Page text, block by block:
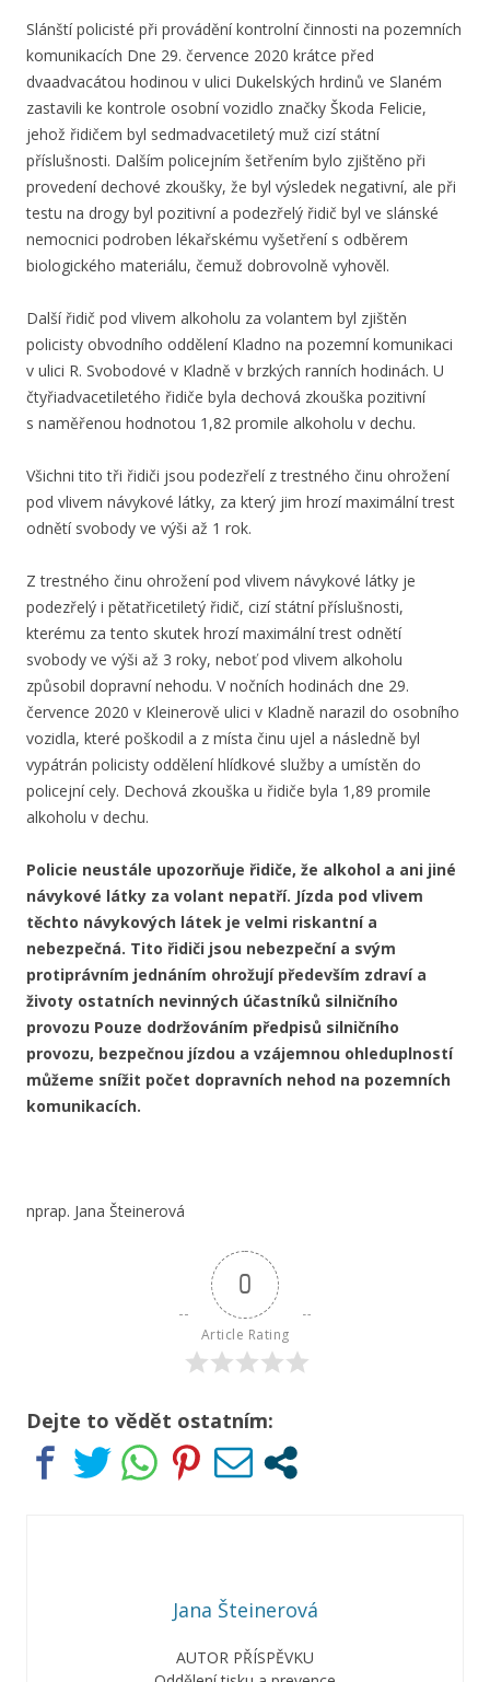
Slánští policisté při provádění kontrolní činnosti na pozemních
komunikacích Dne 29. července 2020 krátce před
dvaadvacátou hodinou v ulici Dukelských hrdinů ve Slaném
zastavili ke kontrole osobní vozidlo značky Škoda Felicie,
jehož řidičem byl sedmadvacetiletý muž cizí státní
příslušnosti. Dalším policejním šetřením bylo zjištěno při
provedení dechové zkoušky, že byl výsledek negativní, ale při
testu na drogy byl pozitivní a podezřelý řidič byl ve slánské
nemocnici podroben lékařskému vyšetření s odběrem
biologického materiálu, čemuž dobrovolně vyhověl.
Další řidič pod vlivem alkoholu za volantem byl zjištěn
policisty obvodního oddělení Kladno na pozemní komunikaci
v ulici R. Svobodové v Kladně v brzkých ranních hodinách. U
čtyřiadvacetiletého řidiče byla dechová zkouška pozitivní
s naměřenou hodnotou 1,82 promile alkoholu v dechu.
Všichni tito tři řidiči jsou podezřelí z trestného činu ohrožení
pod vlivem návykové látky, za který jim hrozí maximální trest
odnětí svobody ve výši až 1 rok.
Z trestného činu ohrožení pod vlivem návykové látky je
podezřelý i pětatřicetiletý řidič, cizí státní příslušnosti,
kterému za tento skutek hrozí maximální trest odnětí
svobody ve výši až 3 roky, neboť pod vlivem alkoholu
způsobil dopravní nehodu. V nočních hodinách dne 29.
července 2020 v Kleinerově ulici v Kladně narazil do osobního
vozidla, které poškodil a z místa činu ujel a následně byl
vypátrán policisty oddělení hlídkové služby a umístěn do
policejní cely. Dechová zkouška u řidiče byla 1,89 promile
alkoholu v dechu.
Policie neustále upozorňuje řidiče, že alkohol a ani jiné
návykové látky za volant nepatří. Jízda pod vlivem
těchto návykových látek je velmi riskantní a
nebezpečná. Tito řidiči jsou nebezpeční a svým
protiprávním jednáním ohrožují především zdraví a
životy ostatních nevinných účastníků silničního
provozu Pouze dodržováním předpisů silničního
provozu, bezpečnou jízdou a vzájemnou ohleduplností
můžeme snížit počet dopravních nehod na pozemních
komunikacích.
nprap. Jana Šteinerová
0
Article Rating
Dejte to vědět ostatním:
Jana Šteinerová
AUTOR PŘÍSPĚVKU